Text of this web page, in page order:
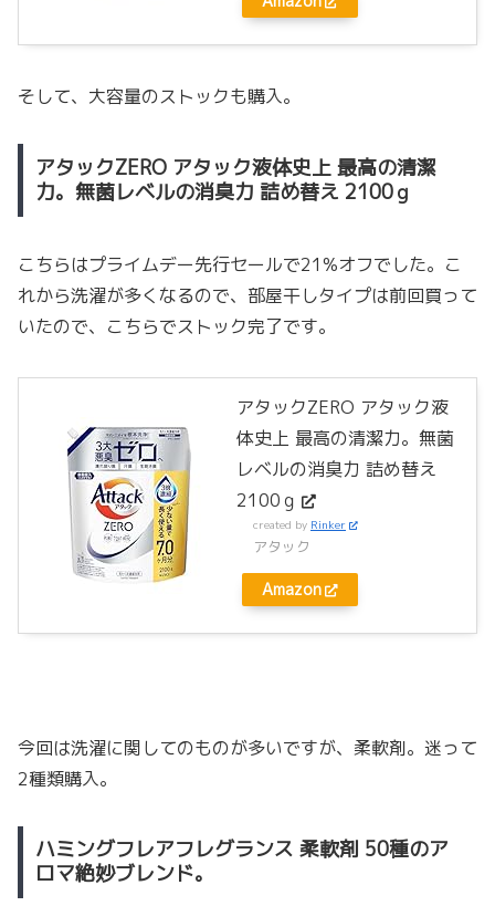
そして、大容量のストックも購入。
アタックZERO アタック液体史上 最高の清潔
力。無菌レベルの消臭力 詰め替え 2100ｇ
こちらはプライムデー先行セールで21%オフでした。こ
れから洗濯が多くなるので、部屋干しタイプは前回買って
いたので、こちらでストック完了です。
アタックZERO アタック液
体史上 最高の清潔力。無菌
レベルの消臭力 詰め替え
2100ｇ
created by Rinker
アタック
Amazon
今回は洗濯に関してのものが多いですが、柔軟剤。迷って
2種類購入。
ハミングフレアフレグランス 柔軟剤 50種のア
ロマ絶妙ブレンド。